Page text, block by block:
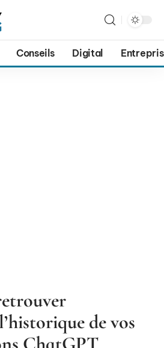
Conseils Digital
de vos